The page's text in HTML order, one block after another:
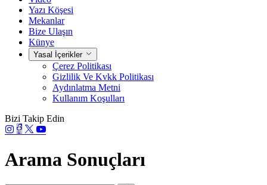
Yazı Köşesi
Mekanlar
Bize Ulaşın
Künye
Yasal İçerikler
Çerez Politikası
Gizlilik Ve Kvkk Politikası
Aydınlatma Metni
Kullanım Koşulları
Bizi Takip Edin
Arama Sonuçları